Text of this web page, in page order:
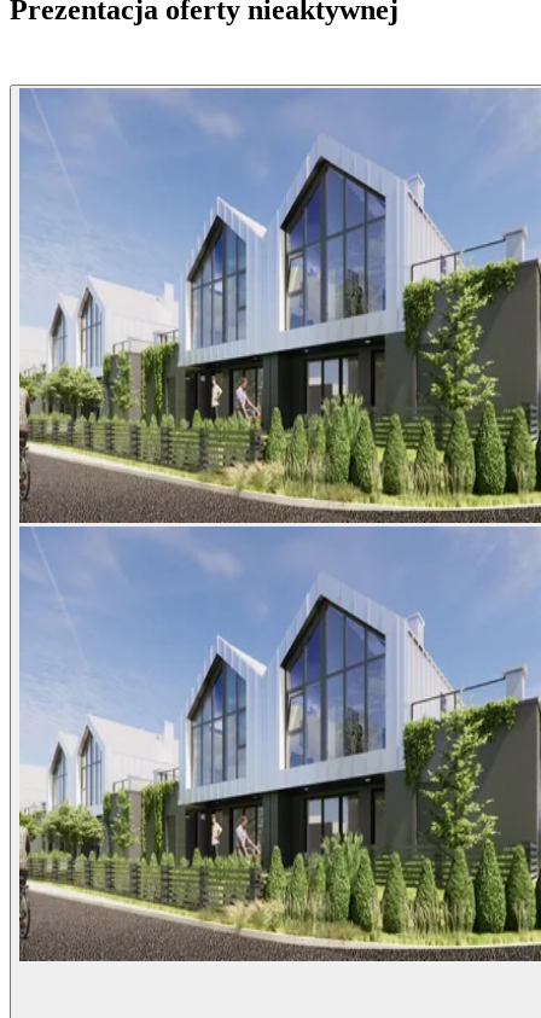
Prezentacja oferty nieaktywnej